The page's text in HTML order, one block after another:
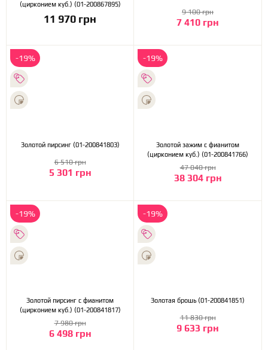
(цирконием куб.) (01-200867895)
11 970 грн 7 410 грн
9 100 грн
-19%
Золотой пирсинг (01-200841803)
5 301 грн
6 510 грн
-19%
Золотой зажим с фианитом
(цирконием куб.) (01-200841766)
38 304 грн
47 040 грн
-19%
Золотой пирсинг с фианитом
(цирконием куб.) (01-200841817)
6 498 грн
7 980 грн
-19%
Золотая брошь (01-200841851)
9 633 грн
11 830 грн